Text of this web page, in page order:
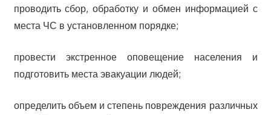
проводить сбор, обработку и обмен информацией с
места ЧС в установленном порядке;
провести экстренное оповещение населения и
подготовить места эвакуации людей;
определить объем и степень повреждения различных